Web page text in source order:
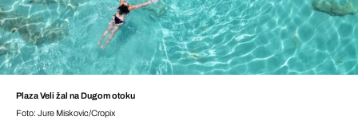
Plaza Veli žal na Dugom otoku
Foto: Jure Miskovic/Cropix